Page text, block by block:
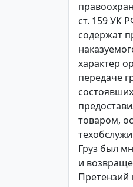
ст. 159 УК
содержат
характер
передаче
товаром,
Груз был
и
Претензий